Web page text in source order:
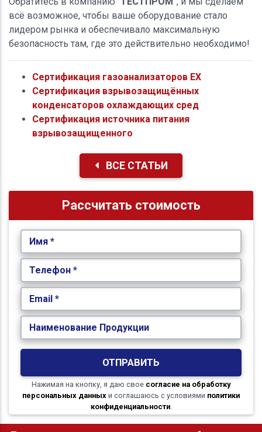
всё возможное, чтобы ваше оборудование стало
лидером рынка и обеспечивало максимальную
безопасность там, где это действительно необходимо!
Сертификация газоанализаторов ЕХ
Сертификация взрывозащищённых
конденсаторов охлаждающих сред
Сертификация источника питания
взрывозащищенного
ВСЕ СТАТЬИ
Рассчитать стоимость
Имя *
Телефон *
Email *
Наименование Продукции
ОТПРАВИТЬ
Нажимая на кнопку, я даю свое согласие на обработку
персональных данных и соглашаюсь с условиями политики
конфиденциальности.